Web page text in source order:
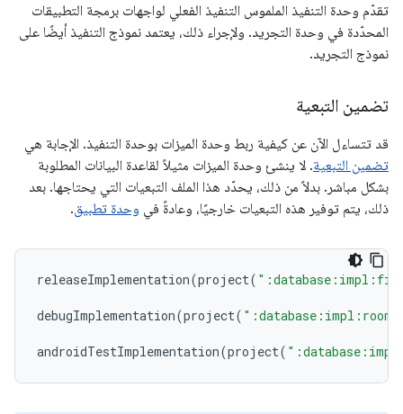
تقدّم وحدة التنفيذ الملموس التنفيذ الفعلي لواجهات برمجة التطبيقات
المحدّدة في وحدة التجريد. ولإجراء ذلك، يعتمد نموذج التنفيذ أيضًا على
نموذج التجريد.
تضمين التبعية
قد تتساءل الآن عن كيفية ربط وحدة الميزات بوحدة التنفيذ. الإجابة هي
تضمين التبعية. لا ينشئ وحدة الميزات مثيلاً لقاعدة البيانات المطلوبة
بشكل مباشر. بدلاً من ذلك، يحدّد هذا الملف التبعيات التي يحتاجها. بعد
ذلك، يتم توفير هذه التبعيات خارجيًا، وعادةً في وحدة تطبيق.
releaseImplementation(project(
debugImplementation(project( ":database:impl:room"
androidTestImplementation(project(